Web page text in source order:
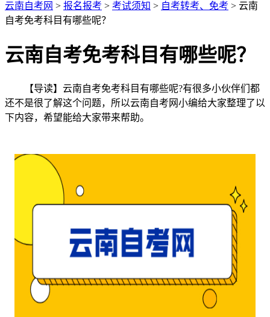
云南自考网 > 报名报考 > 考试须知 > 自考转考、免考 > 云南
自考免考科目有哪些呢？
云南自考免考科目有哪些呢？
【导读】云南自考免考科目有哪些呢?有很多小伙伴们都
还不是很了解这个问题，所以云南自考网小编给大家整理了以
下内容，希望能给大家带来帮助。